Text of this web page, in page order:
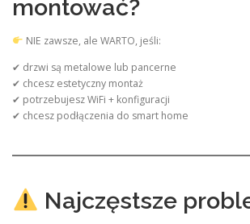
montować?
NIE zawsze, ale WARTO, jeśli:
✔ drzwi są metalowe lub pancerne
✔ chcesz estetyczny montaż
✔ potrzebujesz WiFi + konfiguracji
✔ chcesz podłączenia do smart home
Najczęstsze